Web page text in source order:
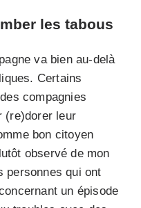
les tabous
va bien au-delà
Certains
compagnies
(re)dorer leur
bon citoyen
observé de mon
personnes qui ont
un épisode